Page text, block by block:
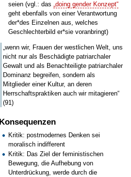
seien (vgl.: das„doing gender Konzept“
geht ebenfalls von einer Verantwortung
der*des Einzelnen aus, welches
Geschlechterbild er*sie voranbringt)
„wenn wir, Frauen der westlichen Welt, uns
nicht nur als Beschädigte patriarchaler
Gewalt und als Benachteiligte patriarchaler
Dominanz begreifen, sondern als
Mitglieder einer Kultur, an deren
Herrschaftspraktiken auch wir mitagieren“
(91)
Konsequenzen
Kritik: postmodernes Denken sei
moralisch indifferent
Kritik: Das Ziel der feministischen
Bewegung, die Aufhebung von
Unterdrückung, werde durch die